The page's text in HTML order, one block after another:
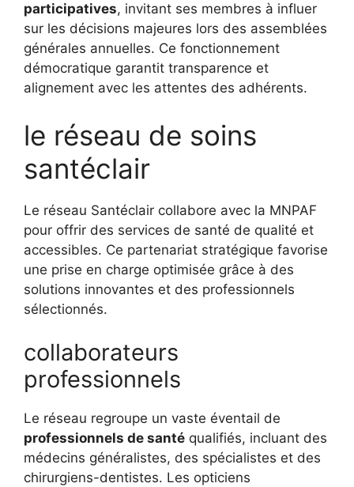
participatives, invitant ses membres à influer
sur les décisions majeures lors des assemblées
générales annuelles. Ce fonctionnement
démocratique garantit transparence et
alignement avec les attentes des adhérents.
le réseau de soins
santéclair
Le réseau Santéclair collabore avec la MNPAF
pour offrir des services de santé de qualité et
accessibles. Ce partenariat stratégique favorise
une prise en charge optimisée grâce à des
solutions innovantes et des professionnels
sélectionnés.
collaborateurs
professionnels
Le réseau regroupe un vaste éventail de
professionnels de santé qualifiés, incluant des
médecins généralistes, des spécialistes et des
chirurgiens-dentistes. Les opticiens